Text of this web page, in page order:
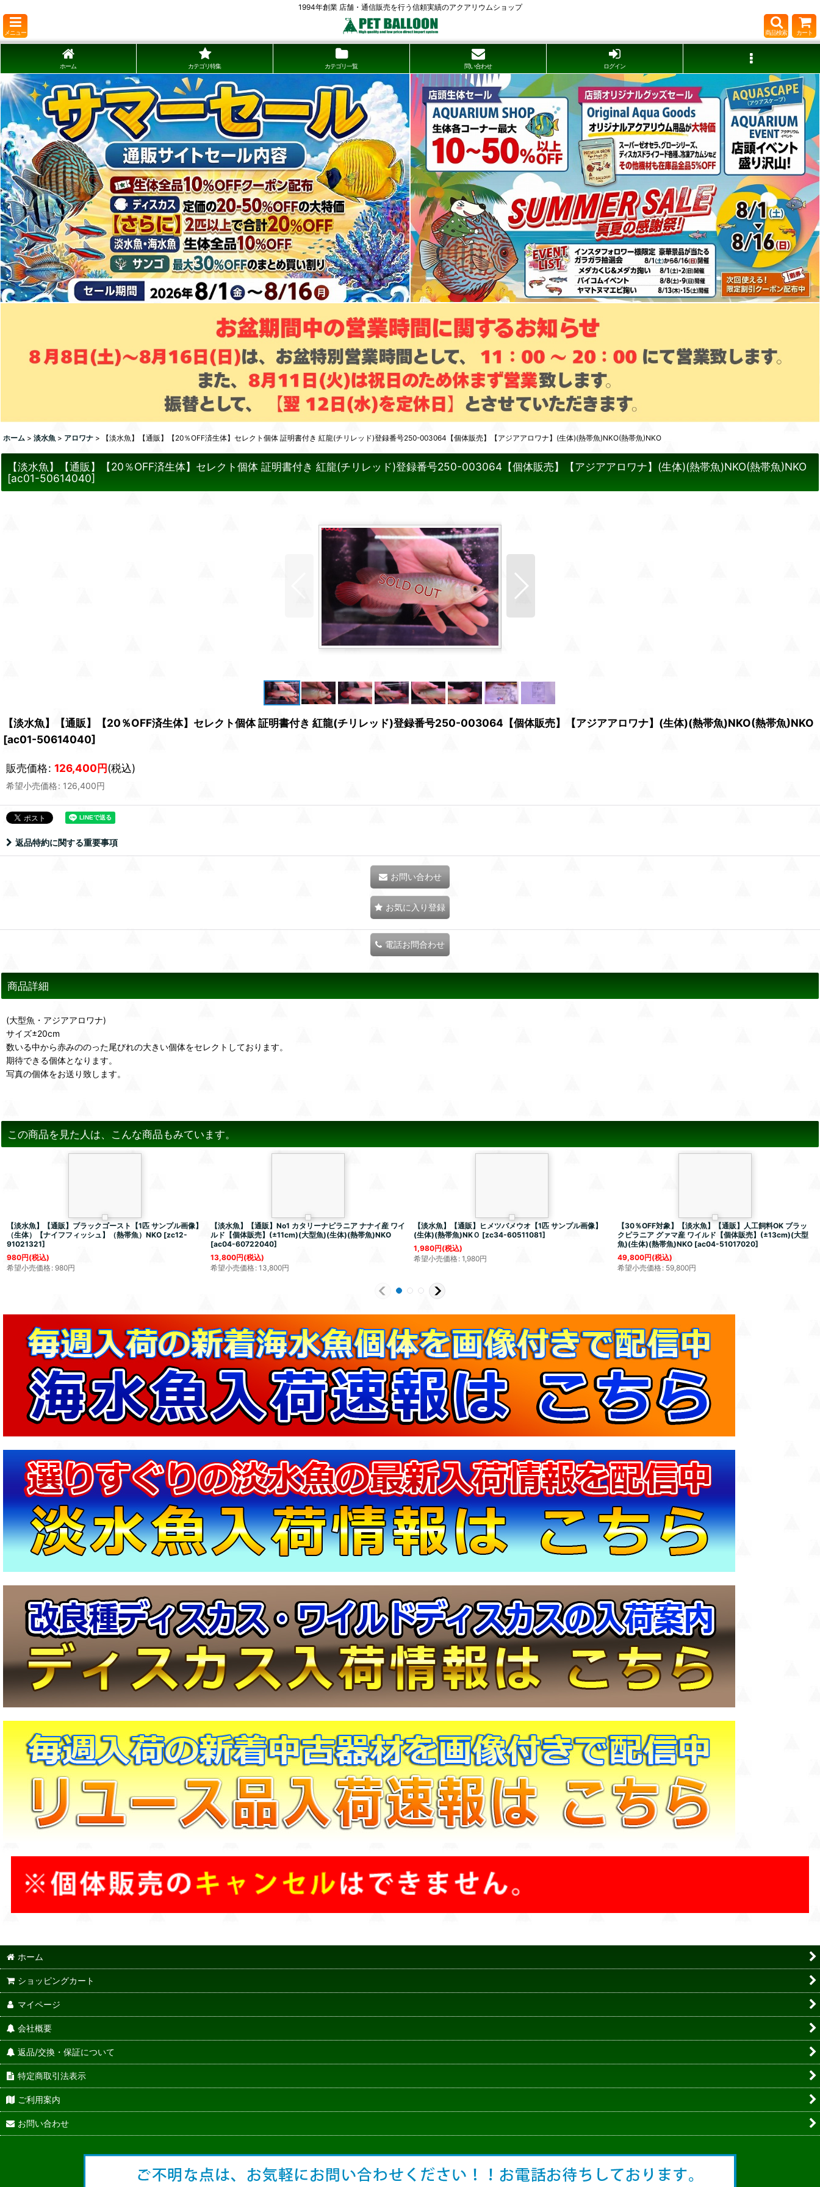
1994年創業 店舗・通信販売を行う信頼実績のアクアリウムショップ
メニュー 商品検索 カート
ホーム カテゴリ特集 カテゴリ一覧 問い合わせ ログイン
ホーム > 淡水魚 > アロワナ > 【淡水魚】【通販】【20％OFF済生体】セレクト個体 証明書付き 紅龍(チリレッド)登録番号250-003064【個体販売】【アジアアロワナ】(生体)(熱帯魚)NKO(熱帯魚)NKO
【淡水魚】【通販】【20％OFF済生体】セレクト個体 証明書付き 紅龍(チリレッド)登録番号250-003064【個体販売】【アジアアロワナ】(生体)(熱帯魚)NKO(熱帯魚)NKO
[ac01-50614040]
【淡水魚】【通販】【20％OFF済生体】セレクト個体 証明書付き 紅龍(チリレッド)登録番号250-003064【個体販売】【アジアアロワナ】(生体)(熱帯魚)NKO(熱帯魚)NKO
[ac01-50614040]
販売価格: 126,400円(税込)
希望小売価格: 126,400円
返品特約に関する重要事項
お問い合わせ
お気に入り登録
電話お問合わせ
商品詳細
(大型魚・アジアアロワナ)
サイズ±20cm
数いる中から赤みののった尾びれの大きい個体をセレクトしております。
期待できる個体となります。
写真の個体をお送り致します。
この商品を見た人は、こんな商品もみています。
【淡水魚】【通販】ブラックゴースト【1匹 サンプル画像】
（生体）【ナイフフィッシュ】（熱帯魚）NKO [zc12-
91021321]
980円(税込)
希望小売価格: 980円
【淡水魚】【通販】No1 カタリーナピラニア ナナイ産 ワイ
ルド【個体販売】(±11cm)(大型魚)(生体)(熱帯魚)NKO
[ac04-60722040]
13,800円(税込)
希望小売価格: 13,800円
【淡水魚】【通販】ヒメツバメウオ【1匹 サンプル画像】
(生体)(熱帯魚)NKＯ [zc34-60511081]
1,980円(税込)
希望小売価格: 1,980円
【30％OFF対象】【淡水魚】【通販】人工飼料OK ブラッ
クピラニア グァマ産 ワイルド【個体販売】(±13cm)(大型
魚)(生体)(熱帯魚)NKO [ac04-51017020]
49,800円(税込)
希望小売価格: 59,800円
ホーム
ショッピングカート
マイページ
会社概要
返品/交換・保証について
特定商取引法表示
ご利用案内
お問い合わせ